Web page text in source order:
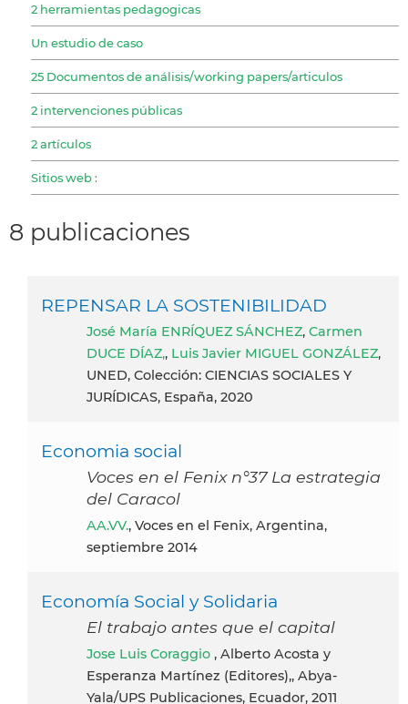
2 herramientas pedagogicas
Un estudio de caso
25 Documentos de análisis/working papers/articulos
2 intervenciones públicas
2 artículos
Sitios web :
8 publicaciones
REPENSAR LA SOSTENIBILIDAD
José María ENRÍQUEZ SÁNCHEZ, Carmen
DUCE DÍAZ,, Luis Javier MIGUEL GONZÁLEZ,
UNED, Colección: CIENCIAS SOCIALES Y
JURÍDICAS, España, 2020
Economia social
Voces en el Fenix n°37 La estrategia
del Caracol
AA.VV., Voces en el Fenix, Argentina,
septiembre 2014
Economía Social y Solidaria
El trabajo antes que el capital
Jose Luis Coraggio , Alberto Acosta y
Esperanza Martínez (Editores),, Abya-
Yala/UPS Publicaciones, Ecuador, 2011